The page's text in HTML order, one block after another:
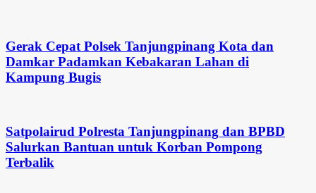
Gerak Cepat Polsek Tanjungpinang Kota dan
Damkar Padamkan Kebakaran Lahan di
Kampung Bugis
Satpolairud Polresta Tanjungpinang dan BPBD
Salurkan Bantuan untuk Korban Pompong
Terbalik